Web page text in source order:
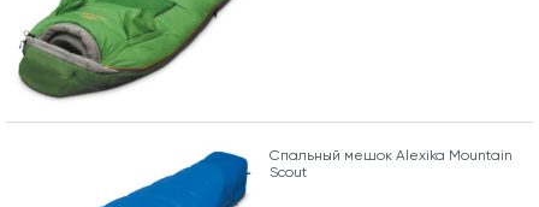
Спальный мешок Alexika Mountain
Scout